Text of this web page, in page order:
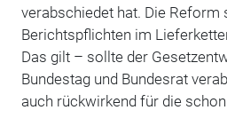
verabschiedet hat. Die Reform
Berichtspflichten im
Das gilt – sollte der
Bundestag und Bundesrat
auch rückwirkend für die